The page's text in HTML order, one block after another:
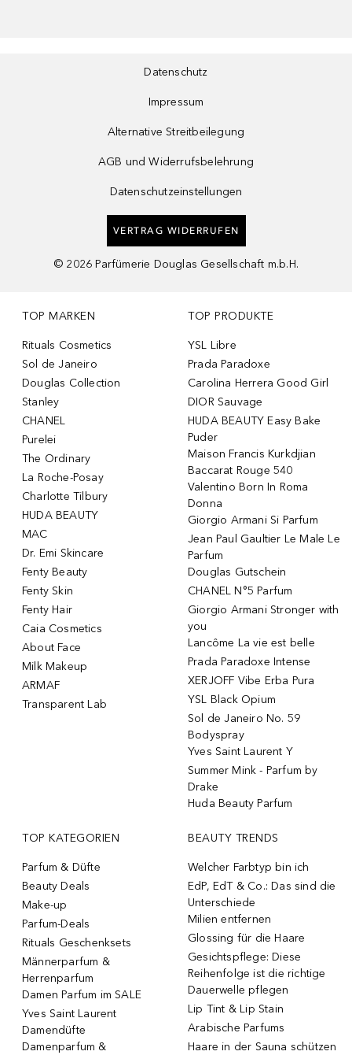
Datenschutz
Impressum
Alternative Streitbeilegung
AGB und Widerrufsbelehrung
Datenschutzeinstellungen
VERTRAG WIDERRUFEN
© 2026 Parfümerie Douglas Gesellschaft m.b.H.
TOP MARKEN
Rituals Cosmetics
Sol de Janeiro
Douglas Collection
Stanley
CHANEL
Purelei
The Ordinary
La Roche-Posay
Charlotte Tilbury
HUDA BEAUTY
MAC
Dr. Emi Skincare
Fenty Beauty
Fenty Skin
Fenty Hair
Caia Cosmetics
About Face
Milk Makeup
ARMAF
Transparent Lab
TOP PRODUKTE
YSL Libre
Prada Paradoxe
Carolina Herrera Good Girl
DIOR Sauvage
HUDA BEAUTY Easy Bake
Puder
Maison Francis Kurkdjian
Baccarat Rouge 540
Valentino Born In Roma
Donna
Giorgio Armani Si Parfum
Jean Paul Gaultier Le Male Le
Parfum
Douglas Gutschein
CHANEL N°5 Parfum
Giorgio Armani Stronger with
you
Lancôme La vie est belle
Prada Paradoxe Intense
XERJOFF Vibe Erba Pura
YSL Black Opium
Sol de Janeiro No. 59
Bodyspray
Yves Saint Laurent Y
Summer Mink - Parfum by
Drake
Huda Beauty Parfum
TOP KATEGORIEN
Parfum & Düfte
Beauty Deals
Make-up
Parfum-Deals
Rituals Geschenksets
Männerparfum &
Herrenparfum
Damen Parfum im SALE
Yves Saint Laurent
Damendüfte
Damenparfum &
BEAUTY TRENDS
Welcher Farbtyp bin ich
EdP, EdT & Co.: Das sind die
Unterschiede
Milien entfernen
Glossing für die Haare
Gesichtspflege: Diese
Reihenfolge ist die richtige
Dauerwelle pflegen
Lip Tint & Lip Stain
Arabische Parfums
Haare in der Sauna schützen